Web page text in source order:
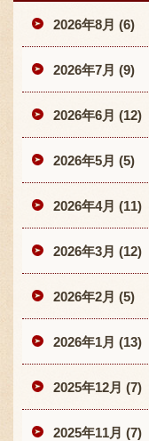
2026年8月 (6)
2026年7月 (9)
2026年6月 (12)
2026年5月 (5)
2026年4月 (11)
2026年3月 (12)
2026年2月 (5)
2026年1月 (13)
2025年12月 (7)
2025年11月 (7)